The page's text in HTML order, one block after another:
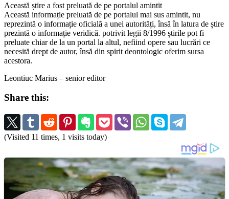
Această știre a fost preluată de pe portalul amintit
Această informație preluată de pe portalul mai sus amintit, nu
reprezintă o informație oficială a unei autorități, însă în latura de știre
prezintă o informație veridică. potrivit legii 8/1996 știrile pot fi
preluate chiar de la un portal la altul, nefiind opere sau lucrări ce
necesită drept de autor, însă din spirit deontologic oferim sursa
acestora.
Leontiuc Marius – senior editor
Share this:
(Visited 11 times, 1 visits today)